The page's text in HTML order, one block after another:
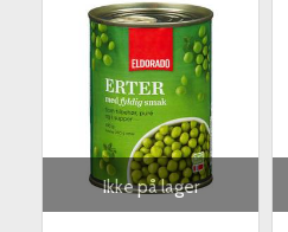
Ikke på lager